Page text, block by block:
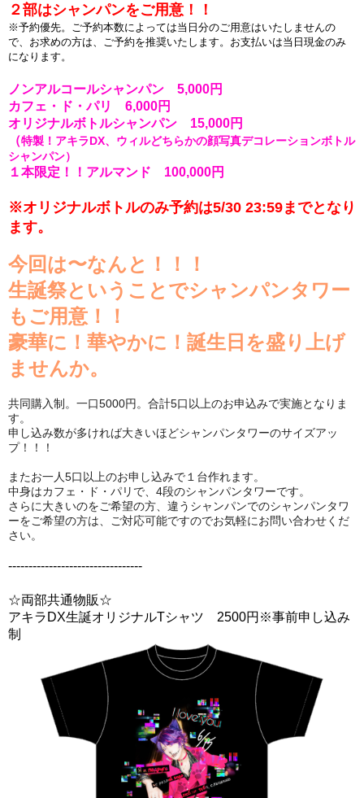
２部はシャンパンをご用意！！
※予約優先。ご予約本数によっては当日分のご用意はいたしませんの
で、お求めの方は、ご予約を推奨いたします。お支払いは当日現金のみ
になります。
ノンアルコールシャンパン 5,000円
カフェ・ド・パリ 6,000円
オリジナルボトルシャンパン 15,000円
（特製！アキラDX、ウィルどちらかの顔写真デコレーションボトル
シャンパン）
１本限定！！アルマンド 100,000円
※オリジナルボトルのみ予約は5/30 23:59までとなり
ます。
今回は〜なんと！！！
生誕祭ということでシャンパンタワー
もご用意！！
豪華に！華やかに！誕生日を盛り上げ
ませんか。
共同購入制。一口5000円。合計5口以上のお申込みで実施となりま
す。
申し込み数が多ければ大きいほどシャンパンタワーのサイズアッ
プ！！！
またお一人5口以上のお申し込みで１台作れます。
中身はカフェ・ド・パリで、4段のシャンパンタワーです。
さらに大きいのをご希望の方、違うシャンパンでのシャンパンタワ
ーをご希望の方は、ご対応可能ですのでお気軽にお問い合わせくだ
さい。
---------------------------------
☆両部共通物販☆
アキラDX生誕オリジナルTシャツ 2500円※事前申し込み
制